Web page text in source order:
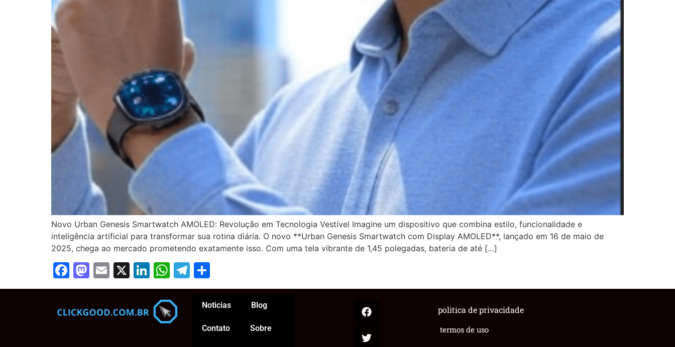
Novo Urban Genesis Smartwatch AMOLED: Revolução em Tecnologia Vestível Imagine um dispositivo que combina estilo, funcionalidade e
inteligência artificial para transformar sua rotina diária. O novo **Urban Genesis Smartwatch com Display AMOLED**, lançado em 16 de maio de
2025, chega ao mercado prometendo exatamente isso. Com uma tela vibrante de 1,45 polegadas, bateria de até […]
Facebook
Mastodon
Email
X LinkedIn
WhatsApp
Telegram
Noticias Blog
Contato Sobre termos de uso
politica de privacidade